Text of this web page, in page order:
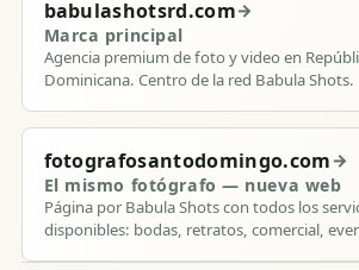
babulashotsrd.com→
Marca principal
Agencia premium de foto y video en
Dominicana. Centro de la red Babula Shots.
fotografosantodomingo.com→
El mismo fotógrafo — nueva web
Página por Babula Shots con todos los
disponibles: bodas, retratos, comercial,